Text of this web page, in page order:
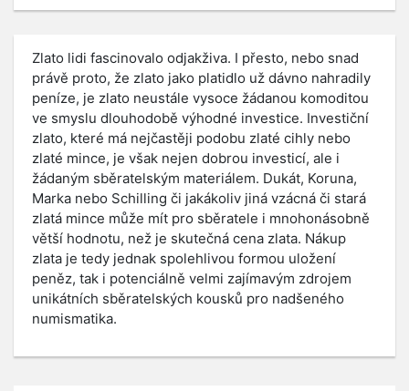
Zlato lidi fascinovalo odjakživa. I přesto, nebo snad
právě proto, že zlato jako platidlo už dávno nahradily
peníze, je zlato neustále vysoce žádanou komoditou
ve smyslu dlouhodobě výhodné investice. Investiční
zlato, které má nejčastěji podobu zlaté cihly nebo
zlaté mince, je však nejen dobrou investicí, ale i
žádaným sběratelským materiálem. Dukát, Koruna,
Marka nebo Schilling či jakákoliv jiná vzácná či stará
zlatá mince může mít pro sběratele i mnohonásobně
větší hodnotu, než je skutečná cena zlata. Nákup
zlata je tedy jednak spolehlivou formou uložení
peněz, tak i potenciálně velmi zajímavým zdrojem
unikátních sběratelských kousků pro nadšeného
numismatika.